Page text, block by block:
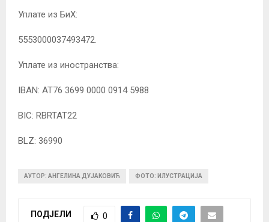
Уплате из БиХ:
5553000037493472.
Уплате из иностранства:
IBAN: AT76 3699 0000 0914 5988
BIC: RBRTAT22
BLZ: 36990
АУТОР: АНГЕЛИНА ДУЈАКОВИЋ ФОТО: ИЛУСТРАЦИЈА
ПОДЈЕЛИ 0